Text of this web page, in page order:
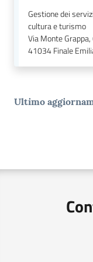
Gestione dei
cultura e turismo
Via Monte
41034Finale
Ultimo